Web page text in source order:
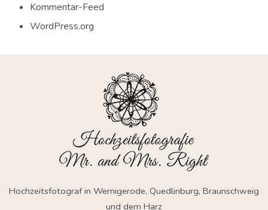
Kommentar-Feed
WordPress.org
Hochzeitsfotograf in Wernigerode, Quedlinburg, Braunschweig
und dem Harz